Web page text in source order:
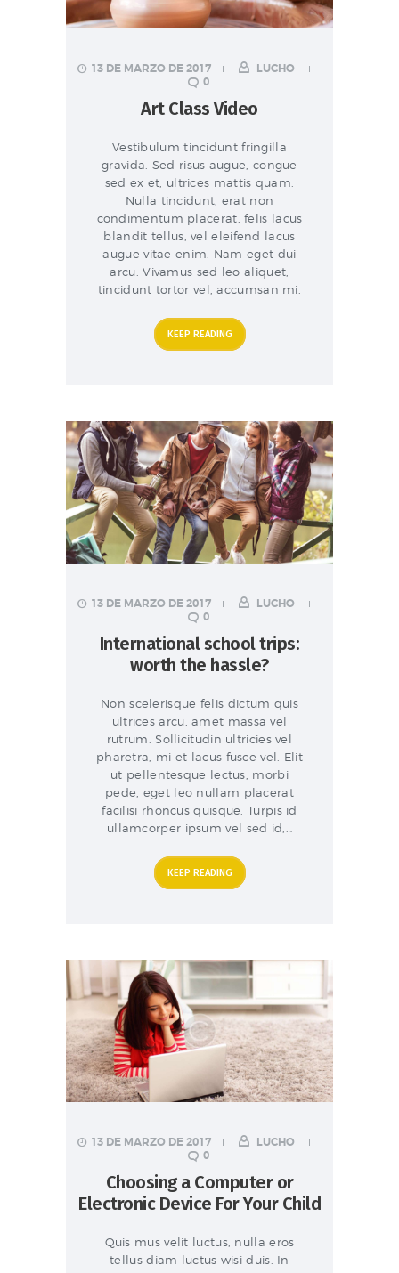
13 DE MARZO DE 2017
LUCHO
0
Art Class Video
Vestibulum tincidunt fringilla
gravida. Sed risus augue, congue
sed ex et, ultrices mattis quam.
Nulla tincidunt, erat non
condimentum placerat, felis lacus
blandit tellus, vel eleifend lacus
augue vitae enim. Nam eget dui
arcu. Vivamus sed leo aliquet,
tincidunt tortor vel, accumsan mi.
KEEP READING
13 DE MARZO DE 2017
LUCHO
0
International school trips:
worth the hassle?
Non scelerisque felis dictum quis
ultrices arcu, amet massa vel
rutrum. Sollicitudin ultricies vel
pharetra, mi et lacus fusce vel. Elit
ut pellentesque lectus, morbi
pede, eget leo nullam placerat
facilisi rhoncus quisque. Turpis id
ullamcorper ipsum vel sed id,…
KEEP READING
13 DE MARZO DE 2017
LUCHO
0
Choosing a Computer or
Electronic Device For Your Child
Quis mus velit luctus, nulla eros
tellus diam luctus wisi duis. In